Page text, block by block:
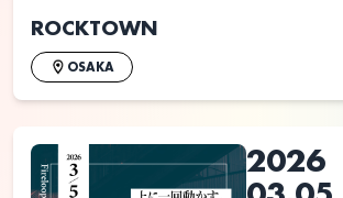
ROCKTOWN
OSAKA
2026